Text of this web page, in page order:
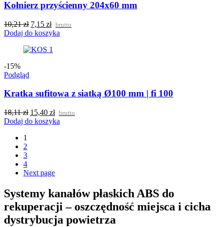
Kołnierz przyścienny 204x60 mm
10,21zł 7,15 zł brutto
Dodaj do koszyka
-15%
Podgląd
Kratka sufitowa z siatką Ø100 mm | fi 100
18,11zł 15,40 zł brutto
Dodaj do koszyka
1
2
3
4
Next page
Systemy kanałów płaskich ABS do
rekuperacji – oszczędność miejsca i cicha
dystrybucja powietrza